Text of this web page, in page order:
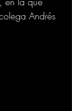
Andrés